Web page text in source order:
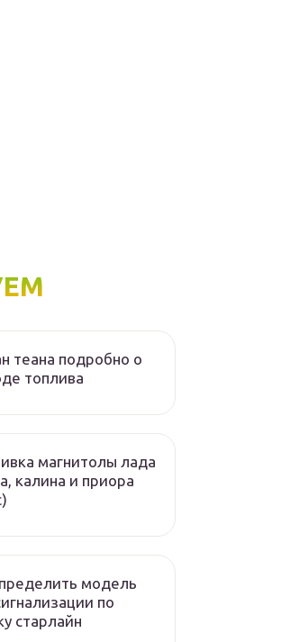
теана подробно о
топлива
магнитолы лада
калина и приора
модель
по
старлайн